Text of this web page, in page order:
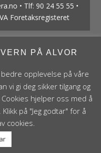
• Tlf: 90 24 55 55 •
Foretaksregisteret
PÅ ALVOR
opplevelse på våre
vi gi deg sikker tilgang og
hjelper oss med å
på "Jeg godtar" for å
cookies.